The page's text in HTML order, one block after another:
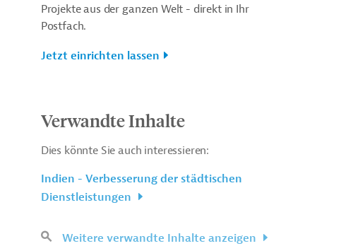
Projekte aus der ganzen Welt - direkt in Ihr
Postfach.
Jetzt einrichten lassen
Verwandte Inhalte
Dies könnte Sie auch interessieren:
Indien - Verbesserung der städtischen
Dienstleistungen
Weitere verwandte Inhalte anzeigen